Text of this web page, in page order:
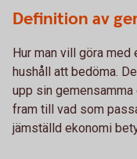
Definition av
Hur man vill göra
hushåll att bedöma.
upp sin
fram till vad som
jämställd ekonomi